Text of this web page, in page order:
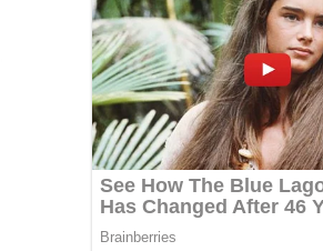
Selesai
Lebih
Cepat
pemadaman
listrik
bergilir
sejumlah
wilayah
Kalimantan
Selatan,
Hadi
Rahman,...